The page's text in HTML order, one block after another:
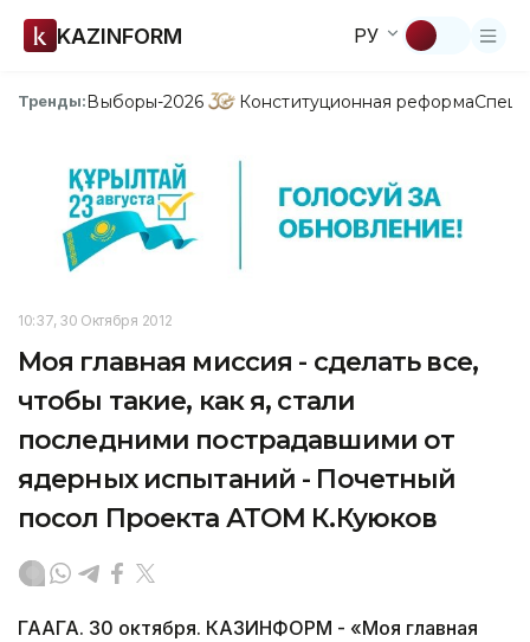
KAZINFORM РУ
Тренды:Выборы-2026 Конституционная реформа
10:37, 30 Октября 2012
Моя главная миссия - сделать все,
чтобы такие, как я, стали
последними пострадавшими от
ядерных испытаний - Почетный
посол Проекта АТОМ К.Куюков
ГААГА. 30 октября. КАЗИНФОРМ - «Моя главная